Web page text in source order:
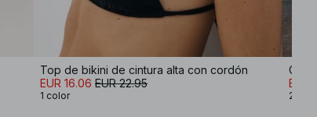
Top de bikini de cintura alta con cordón
EUR 16.06 EUR 22.95
1 color
EUR
2